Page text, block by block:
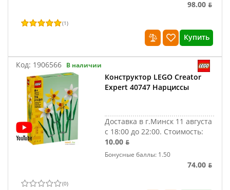
98.00 ƃ
(1)
Купить
Код: 1906566 В наличии
Конструктор LEGO Creator
Expert 40747 Нарциссы
Доставка в г.Минск 11 августа
с 18:00 до 22:00. Стоимость:
10.00 ƃ
Бонусные баллы: 1.50
74.00 ƃ
(0)